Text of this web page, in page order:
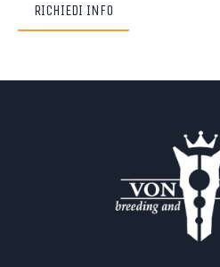
RICHIEDI INFO